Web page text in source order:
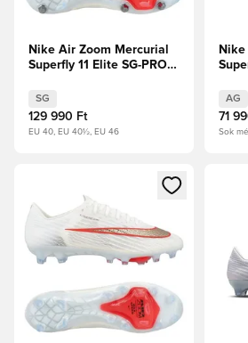
Nike Air Zoom Mercurial
Superfly 11 Elite SG-PRO
SG
129 990 Ft
EU 40, EU 40½, EU 46
AG
71
Sok
Megnyit egy modált a